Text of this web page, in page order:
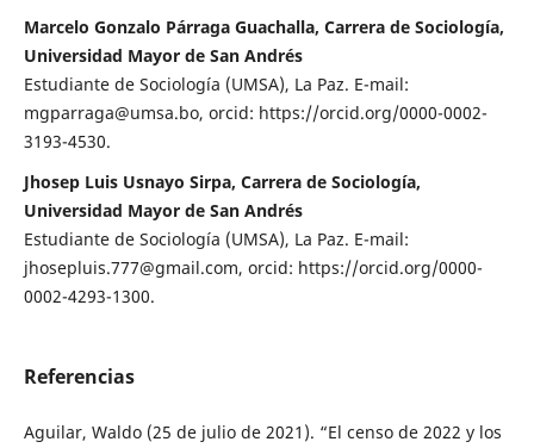
Marcelo Gonzalo Párraga Guachalla, Carrera de Sociología,
Universidad Mayor de San Andrés
Estudiante de Sociología (UMSA), La Paz. E-mail:
mgparraga@umsa.bo, orcid: https://orcid.org/0000-0002-
3193-4530.
Jhosep Luis Usnayo Sirpa, Carrera de Sociología,
Universidad Mayor de San Andrés
Estudiante de Sociología (UMSA), La Paz. E-mail:
jhosepluis.777@gmail.com, orcid: https://orcid.org/0000-
0002-4293-1300.
Referencias
Aguilar, Waldo (25 de julio de 2021). “El censo de 2022 y los